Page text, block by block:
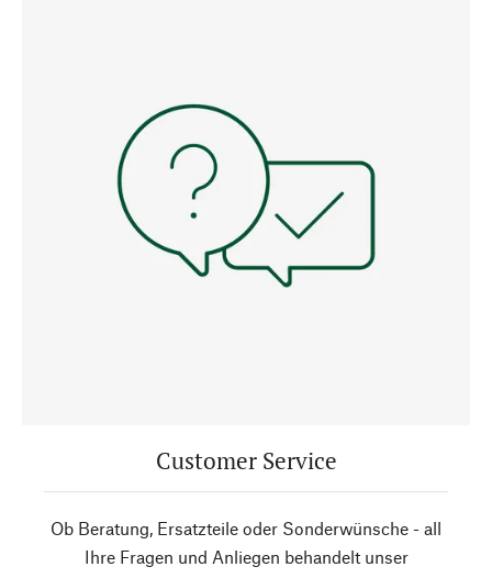
Customer Service
Ob Beratung, Ersatzteile oder Sonderwünsche - all
Ihre Fragen und Anliegen behandelt unser